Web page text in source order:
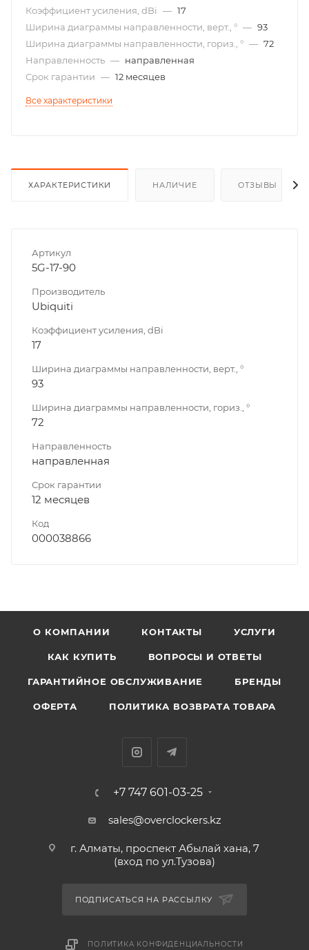
Коэффициент усиления, dBi
— 17
Ширина диаграммы направленности, верт., ° — 93
Ширина диаграммы направленности, гориз., ° — 72
Направленность — направленная
Срок гарантии — 12 месяцев
Все характеристики
ХАРАКТЕРИСТИКИ НАЛИЧИЕ ОТЗЫВЫ
Артикул
5G-17-90
Производитель
Ubiquiti
Коэффициент усиления, dBi
17
Ширина диаграммы направленности, верт., °
93
Ширина диаграммы направленности, гориз., °
72
Направленность
направленная
Срок гарантии
12 месяцев
Код
000038866
О КОМПАНИИ КОНТАКТЫ УСЛУГИ
КАК КУПИТЬ ВОПРОСЫ И ОТВЕТЫ
ГАРАНТИЙНОЕ ОБСЛУЖИВАНИЕ БРЕНДЫ
ОФЕРТА ПОЛИТИКА ВОЗВРАТА ТОВАРА
+7 747 601-03-25
sales@overclockers.kz
г. Алматы, проспект Абылай хана, 7
(вход по ул.Тузова)
ПОДПИСАТЬСЯ НА РАССЫЛКУ
ПОЛИТИКА КОНФИДЕНЦИАЛЬНОСТИ